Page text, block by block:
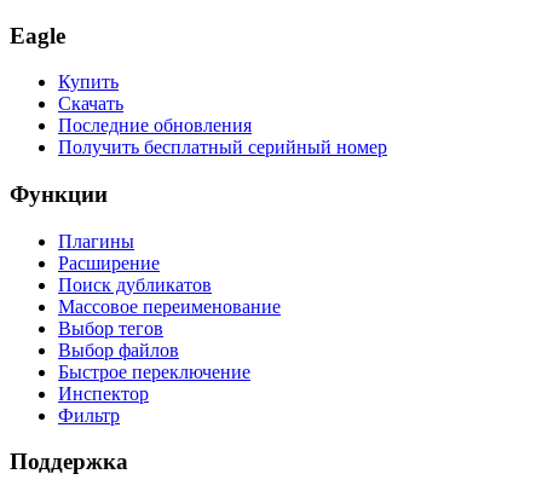
Eagle
Купить
Скачать
Последние обновления
Получить бесплатный серийный номер
Функции
Плагины
Расширение
Поиск дубликатов
Массовое переименование
Выбор тегов
Выбор файлов
Быстрое переключение
Инспектор
Фильтр
Поддержка